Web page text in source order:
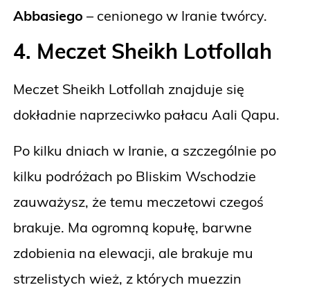
Abbasiego – cenionego w Iranie twórcy.
4. Meczet Sheikh Lotfollah
Meczet Sheikh Lotfollah znajduje się
dokładnie naprzeciwko pałacu Aali Qapu.
Po kilku dniach w Iranie, a szczególnie po
kilku podróżach po Bliskim Wschodzie
zauważysz, że temu meczetowi czegoś
brakuje. Ma ogromną kopułę, barwne
zdobienia na elewacji, ale brakuje mu
strzelistych wież, z których muezzin